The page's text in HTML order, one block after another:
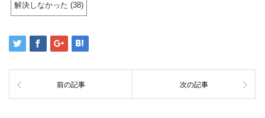
解決しなかった (38)
前の記事 次の記事